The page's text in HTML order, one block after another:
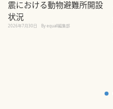
震における動物避難所開設
状況
2026年7月30日 By equall編集部